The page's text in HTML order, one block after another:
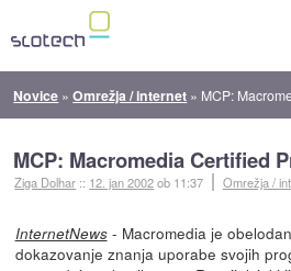
Novice »Omrežja / internet » MCP:
MCP: Macromedia Certified
Ziga Dolhar :: 12. jan 2002ob 11:37 Omrežja /
InternetNews- Macromedia je
dokazovanje znanja uporabe svojih